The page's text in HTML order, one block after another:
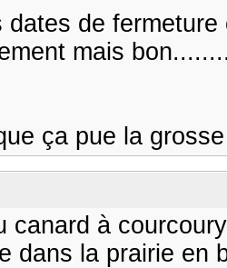
dates de
mais
ça pue la
canard à
dans la prairie en